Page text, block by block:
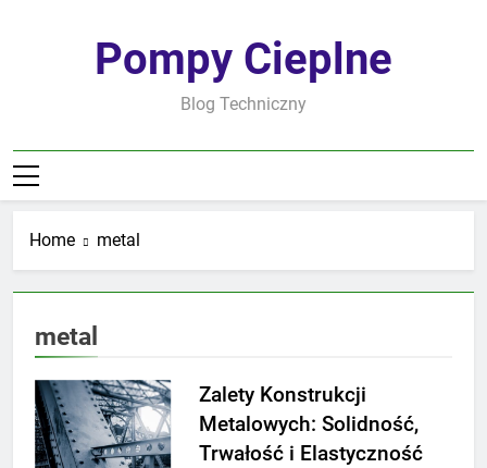
Pompy Cieplne
Blog Techniczny
Home metal
metal
Zalety Konstrukcji
Metalowych: Solidność,
Trwałość i Elastyczność